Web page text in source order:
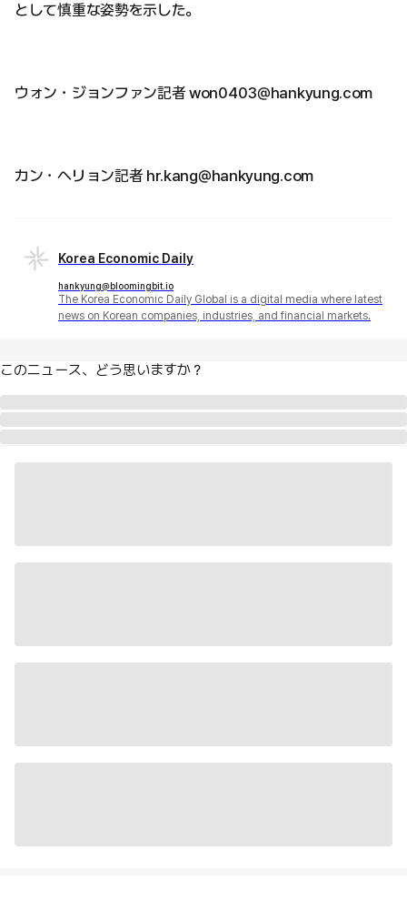
として慎重な姿勢を示した。
ウォン・ジョンファン記者 won0403@hankyung.com
カン・ヘリョン記者 hr.kang@hankyung.com
Korea Economic Daily
hankyung@bloomingbit.io
The Korea Economic Daily Global is a digital media where latest
news on Korean companies, industries, and financial markets.
このニュース、どう思いますか？